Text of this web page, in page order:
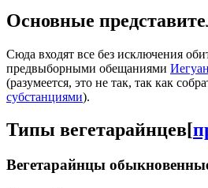
Основные
Сюда входят все без исключения
предвыборными обещаниями
(разумеется, это не так, так как
субстанциями).
Типы вегетарайнцев[
Вегетарайнцы